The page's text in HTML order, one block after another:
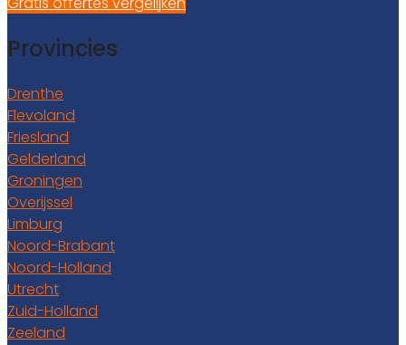
Provincies
Drenthe
Flevoland
Friesland
Gelderland
Groningen
Overijssel
Limburg
Noord-Brabant
Noord-Holland
Utrecht
Zuid-Holland
Zeeland